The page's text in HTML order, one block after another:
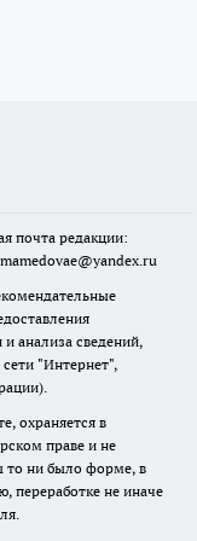
почта редакции:
анализа сведений,
"Интернет",
охраняется в
праве и не
то ни было форме, в
переработке не иначе